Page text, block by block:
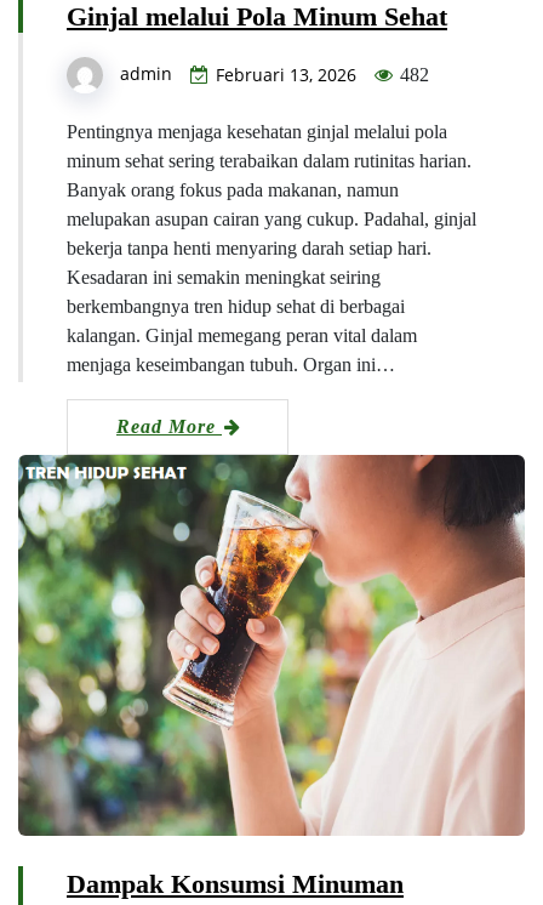
Ginjal melalui Pola Minum Sehat
admin Februari 13, 2026 482
Pentingnya menjaga kesehatan ginjal melalui pola
minum sehat sering terabaikan dalam rutinitas harian.
Banyak orang fokus pada makanan, namun
melupakan asupan cairan yang cukup. Padahal, ginjal
bekerja tanpa henti menyaring darah setiap hari.
Kesadaran ini semakin meningkat seiring
berkembangnya tren hidup sehat di berbagai
kalangan. Ginjal memegang peran vital dalam
menjaga keseimbangan tubuh. Organ ini…
Read More
Dampak Konsumsi Minuman